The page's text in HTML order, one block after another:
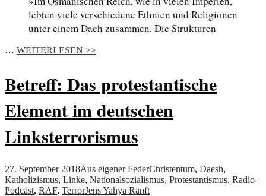
lebten viele verschiedene Ethnien und Religionen
unter einem Dach zusammen. Die Strukturen
… WEITERLESEN >>
Betreff: Das protestantische
Element im deutschen
Linksterrorismus
27. September 2018Aus eigener FederChristentum, Daesh,
Katholizismus, Linke, Nationalsozialismus, Protestantismus, Radio-
Podcast, RAF, TerrorJens Yahya Ranft